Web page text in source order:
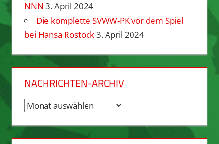
NNN 3. April 2024
Die komplette SVWW-PK vor dem Spiel
bei Hansa Rostock3. April 2024
NACHRICHTEN-ARCHIV
Nachrichten-